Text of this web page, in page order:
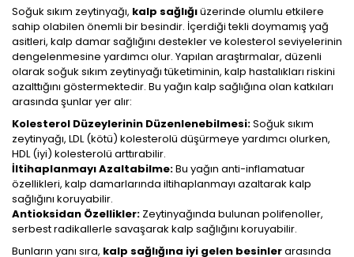
Soğuk sıkım zeytinyağı, kalp sağlığıüzerinde olumlu etkilere
sahip olabilen önemli bir besindir. İçerdiği tekli doymamış yağ
asitleri, kalp damar sağlığını destekler ve kolesterol seviyelerinin
dengelenmesine yardımcı olur. Yapılan araştırmalar, düzenli
olarak soğuk sıkım zeytinyağı tüketiminin, kalp hastalıkları riskini
azalttığını göstermektedir. Bu yağın kalp sağlığına olan katkıları
arasında şunlar yer alır:
Kolesterol Düzeylerinin Düzenlenebilmesi:Soğuk sıkım
zeytinyağı, LDL (kötü) kolesterolü düşürmeye yardımcı olurken,
HDL (iyi) kolesterolü arttırabilir.
İltihaplanmayı Azaltabilme:Bu yağın anti-inflamatuar
özellikleri, kalp damarlarında iltihaplanmayı azaltarak kalp
sağlığını koruyabilir.
Antioksidan Özellikler: Zeytinyağında bulunan polifenoller,
serbest radikallerle savaşarak kalp sağlığını koruyabilir.
Bunların yanı sıra, kalp sağlığına iyi gelen besinlerarasında